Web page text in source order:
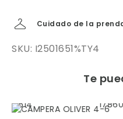
Cuidado de la
SKU: I2501651%TY4
Te